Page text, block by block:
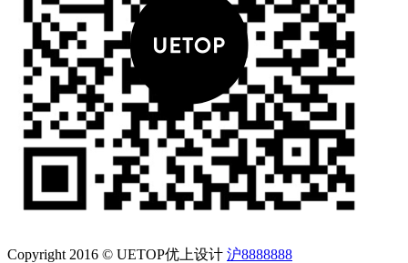
Copyright 2016 © UETOP优上设计 沪8888888